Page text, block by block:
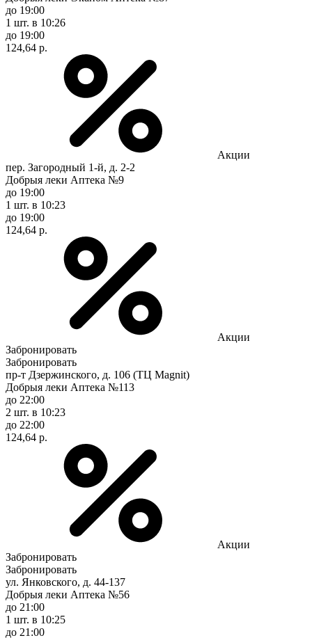
до 19:00
1 шт. в 10:26
до 19:00
124,64 р.
Акции
пер. Загородный 1-й, д. 2-2
Добрыя леки Аптека №9
до 19:00
1 шт. в 10:23
до 19:00
124,64 р.
Акции
Забронировать
Забронировать
пр-т Дзержинского, д. 106 (ТЦ Magnit)
Добрыя леки Аптека №113
до 22:00
2 шт. в 10:23
до 22:00
124,64 р.
Акции
Забронировать
Забронировать
ул. Янковского, д. 44-137
Добрыя леки Аптека №56
до 21:00
1 шт. в 10:25
до 21:00